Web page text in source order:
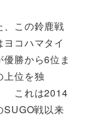
、この鈴鹿戦
ヨコハマタイ
優勝から6位ま
上位を独
これは2014
SUGO戦以来